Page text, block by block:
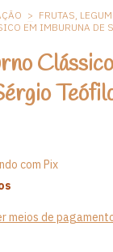
> FRUTAS,
EM IMBURUNA DE
com Pix
meios de